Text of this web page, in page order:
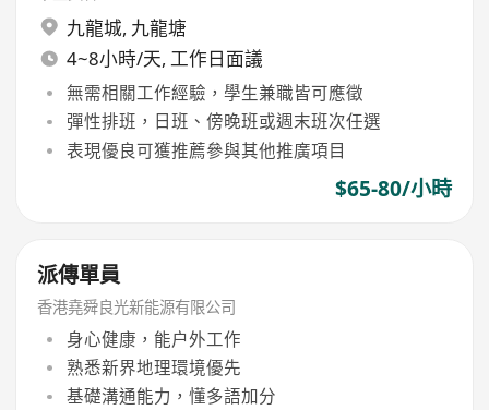
九龍城, 九龍塘
4~8小時/天, 工作日面議
無需相關工作經驗，學生兼職皆可應徵
彈性排班，日班、傍晚班或週末班次任選
表現優良可獲推薦參與其他推廣項目
$65-80/小時
派傳單員
香港堯舜良光新能源有限公司
身心健康，能户外工作
熟悉新界地理環境優先
基礎溝通能力，懂多語加分